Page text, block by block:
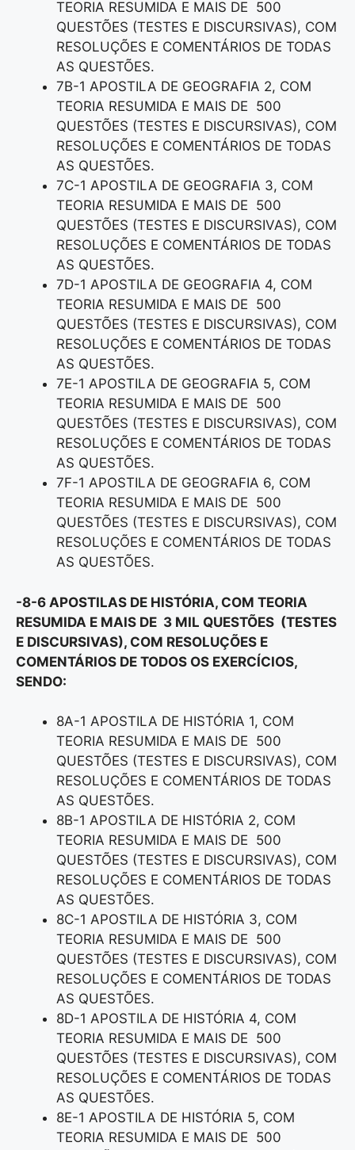
TEORIA RESUMIDA E MAIS DE 500
QUESTÕES (TESTES E DISCURSIVAS), COM
RESOLUÇÕES E COMENTÁRIOS DE TODAS
AS QUESTÕES.
7B-1 APOSTILA DE GEOGRAFIA 2, COM
TEORIA RESUMIDA E MAIS DE 500
QUESTÕES (TESTES E DISCURSIVAS), COM
RESOLUÇÕES E COMENTÁRIOS DE TODAS
AS QUESTÕES.
7C-1 APOSTILA DE GEOGRAFIA 3, COM
TEORIA RESUMIDA E MAIS DE 500
QUESTÕES (TESTES E DISCURSIVAS), COM
RESOLUÇÕES E COMENTÁRIOS DE TODAS
AS QUESTÕES.
7D-1 APOSTILA DE GEOGRAFIA 4, COM
TEORIA RESUMIDA E MAIS DE 500
QUESTÕES (TESTES E DISCURSIVAS), COM
RESOLUÇÕES E COMENTÁRIOS DE TODAS
AS QUESTÕES.
7E-1 APOSTILA DE GEOGRAFIA 5, COM
TEORIA RESUMIDA E MAIS DE 500
QUESTÕES (TESTES E DISCURSIVAS), COM
RESOLUÇÕES E COMENTÁRIOS DE TODAS
AS QUESTÕES.
7F-1 APOSTILA DE GEOGRAFIA 6, COM
TEORIA RESUMIDA E MAIS DE 500
QUESTÕES (TESTES E DISCURSIVAS), COM
RESOLUÇÕES E COMENTÁRIOS DE TODAS
AS QUESTÕES.
-8-6 APOSTILAS DE HISTÓRIA, COM TEORIA
RESUMIDA E MAIS DE 3 MIL QUESTÕES (TESTES
E DISCURSIVAS), COM RESOLUÇÕES E
COMENTÁRIOS DE TODOS OS EXERCÍCIOS,
SENDO:
8A-1 APOSTILA DE HISTÓRIA 1, COM
TEORIA RESUMIDA E MAIS DE 500
QUESTÕES (TESTES E DISCURSIVAS), COM
RESOLUÇÕES E COMENTÁRIOS DE TODAS
AS QUESTÕES.
8B-1 APOSTILA DE HISTÓRIA 2, COM
TEORIA RESUMIDA E MAIS DE 500
QUESTÕES (TESTES E DISCURSIVAS), COM
RESOLUÇÕES E COMENTÁRIOS DE TODAS
AS QUESTÕES.
8C-1 APOSTILA DE HISTÓRIA 3, COM
TEORIA RESUMIDA E MAIS DE 500
QUESTÕES (TESTES E DISCURSIVAS), COM
RESOLUÇÕES E COMENTÁRIOS DE TODAS
AS QUESTÕES.
8D-1 APOSTILA DE HISTÓRIA 4, COM
TEORIA RESUMIDA E MAIS DE 500
QUESTÕES (TESTES E DISCURSIVAS), COM
RESOLUÇÕES E COMENTÁRIOS DE TODAS
AS QUESTÕES.
8E-1 APOSTILA DE HISTÓRIA 5, COM
TEORIA RESUMIDA E MAIS DE 500